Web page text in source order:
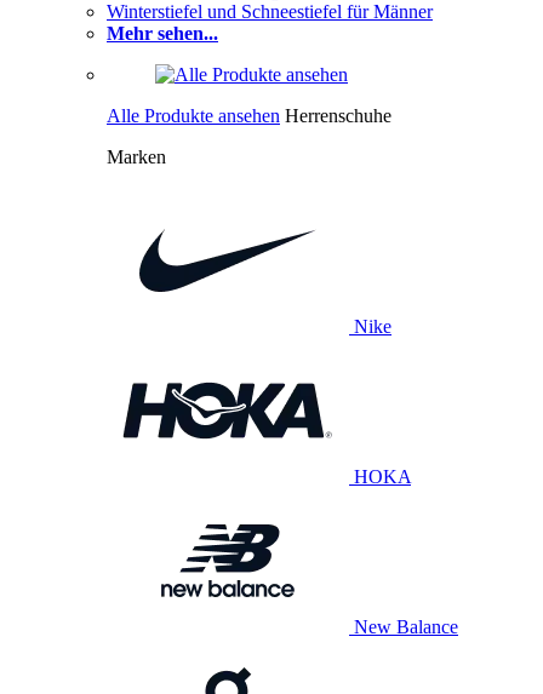
Winterstiefel und Schneestiefel für Männer
Mehr sehen...
Alle Produkte ansehen Herrenschuhe
Marken
Nike
HOKA
New Balance